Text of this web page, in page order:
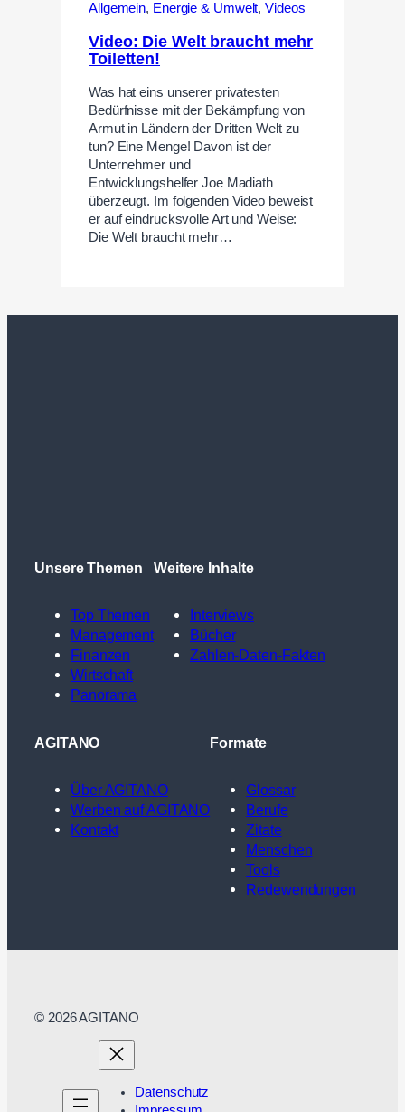
Allgemein, Energie & Umwelt,Videos
Video: Die Welt braucht mehr
Toiletten!
Was hat eins unserer privatesten
Bedürfnisse mit der Bekämpfung von
Armut in Ländern der Dritten Welt zu
tun? Eine Menge! Davon ist der
Unternehmer und
Entwicklungshelfer Joe Madiath
überzeugt. Im folgenden Video beweist
er auf eindrucksvolle Art und Weise:
Die Welt braucht mehr…
Unsere Themen
Top Themen
Management
Finanzen
Wirtschaft
Panorama
Weitere Inhalte
Interviews
Bücher
Zahlen-Daten-Fakten
AGITANO
Über AGITANO
Werben auf AGITANO
Kontakt
Formate
Glossar
Berufe
Zitate
Menschen
Tools
Redewendungen
© 2026 AGITANO
Datenschutz